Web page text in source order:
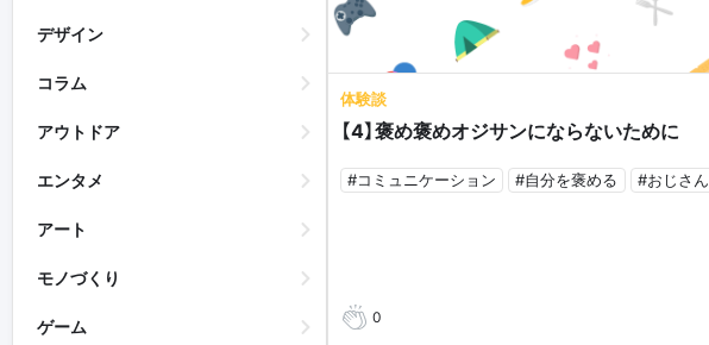
デザイン
コラム
アウトドア
エンタメ
アート
モノづくり
ゲーム
体験談
【4】褒め褒めオジサンにならないために
#コミュニケーション #自分を褒める #おじさん
0